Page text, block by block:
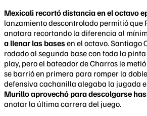
Mexicali recortó distancia en el octavo
lanzamiento descontrolado permitió que
anotara recortando la diferencia al
a llenar las basesen el octavo. Santiago
rodado al segunda base con toda la
play, pero el bateador de Charros le
se barrió en primera para romper la
defensiva cachanilla alegaba la jugada
Murillo aprovechó para descolgarse
anotar la última carrera del juego.